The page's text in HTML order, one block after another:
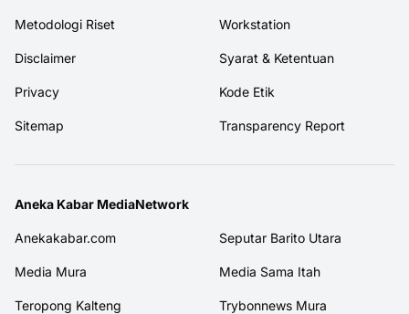
Metodologi Riset Workstation
Disclaimer Syarat & Ketentuan
Privacy Kode Etik
Sitemap Transparency Report
Aneka Kabar MediaNetwork
Anekakabar.com Seputar Barito Utara
Media Mura Media Sama Itah
Teropong Kalteng Trybonnews Mura